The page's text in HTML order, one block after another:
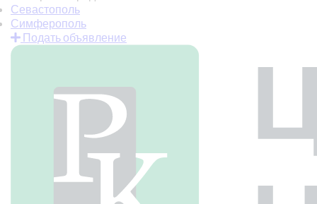
Севастополь
Симферополь
Подать объявление